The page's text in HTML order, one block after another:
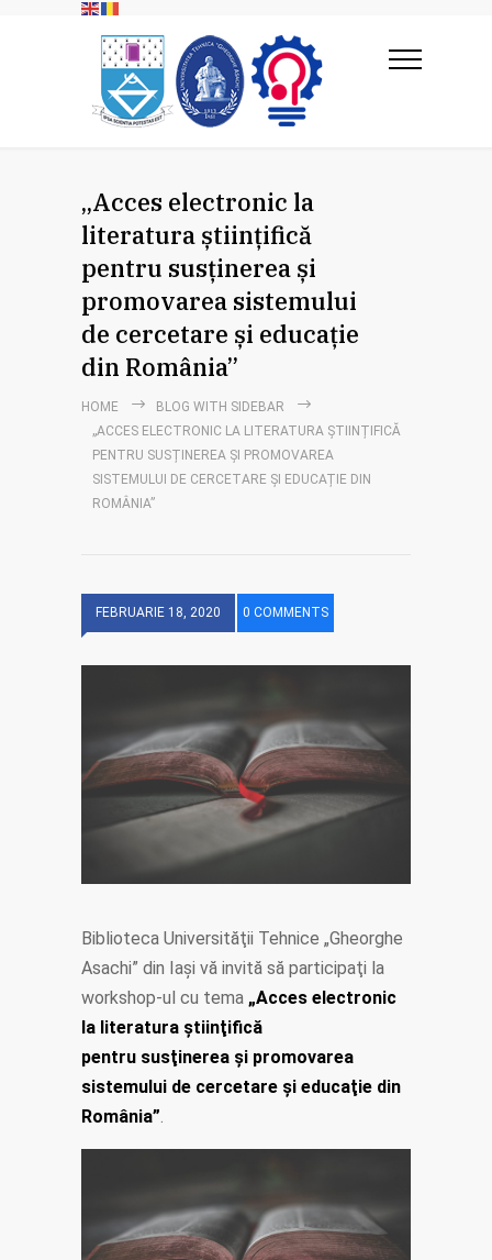
„Acces electronic la
literatura științifică
pentru susținerea și
promovarea sistemului
de cercetare și educație
din România”
HOME
BLOG WITH SIDEBAR
„ACCES ELECTRONIC LA LITERATURA ȘTIINȚIFICĂ
PENTRU SUSȚINEREA ȘI PROMOVAREA
SISTEMULUI DE CERCETARE ȘI EDUCAȚIE DIN
ROMÂNIA”
FEBRUARIE 18, 2020 0 COMMENTS
Biblioteca Universităţii Tehnice „Gheorghe
Asachi” din Iaşi vă invită să participaţi la
workshop-ul cu tema „Acces electronic
la literatura ştiinţifică
pentru susţinerea şi promovarea
sistemului de cercetare şi educaţie din
România”.